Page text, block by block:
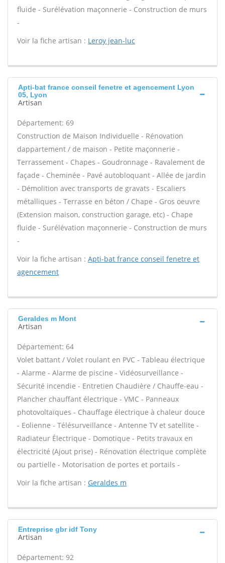
fluide - Surélévation maçonnerie - Construction de murs
-
Voir la fiche artisan : Leroy jean-luc
Apti-bat france conseil fenetre et agencement Lyon
05, Lyon
Artisan
Département: 69
Construction de Maison Individuelle - Rénovation
dappartement / de maison - Petite maçonnerie -
Terrassement - Chapes - Goudronnage - Ravalement de
façade - Cheminée - Pavé autobloquant - Allée de jardin
- Démolition avec transports de gravats - Escaliers
métalliques - Terrasse en béton / Chape - Gros oeuvre
(Extension maison, construction garage, etc) - Chape
fluide - Surélévation maçonnerie - Construction de murs
-
Voir la fiche artisan : Apti-bat france conseil fenetre et
agencement
Geraldes m Mont
Artisan
Département: 64
Volet battant / Volet roulant en PVC - Tableau électrique
- Alarme - Alarme de piscine - Vidéosurveillance -
Sécurité incendie - Entretien Chaudière / Chauffe-eau -
Plancher chauffant électrique - VMC - Panneaux
photovoltaïques - Chauffage électrique à chaleur douce
- Eolienne - Télésurveillance - Antenne TV et satellite -
Radiateur Électrique - Domotique - Petits travaux en
électricité (Ajout prise) - Rénovation électrique complète
ou partielle - Motorisation de portes et portails -
Voir la fiche artisan : Geraldes m
Entreprise gbr idf Tony
Artisan
Département: 92